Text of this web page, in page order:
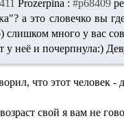
Prozerpina : #p68409
а это словечко вы
слишком много у вас
у неё и почерпнула:)
что этот человек -
свой я вам не